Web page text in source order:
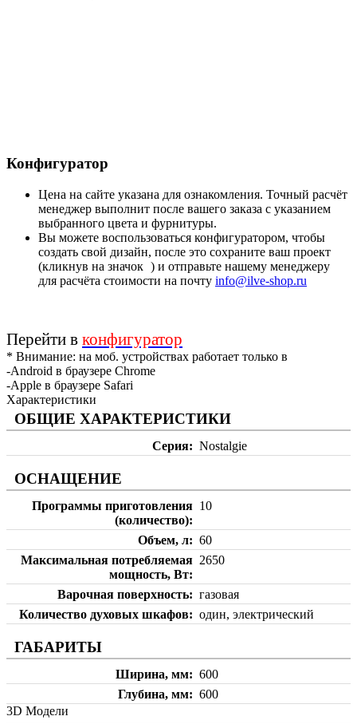
Конфигуратор
Цена на сайте указана для ознакомления. Точный расчёт
менеджер выполнит после вашего заказа с указанием
выбранного цвета и фурнитуры.
Вы можете воспользоваться конфигуратором, чтобы
создать свой дизайн, после это сохраните ваш проект
(кликнув на значок ) и отправьте нашему менеджеру
для расчёта стоимости на почту info@ilve-shop.ru
Перейти в конфигуратор
* Внимание: на моб. устройствах работает только в
-Android в браузере Chrome
-Apple в браузере Safari
Характеристики
ОБЩИЕ ХАРАКТЕРИСТИКИ
Серия Nostalgie
ОСНАЩЕНИЕ
Программы приготовления
(количество)
10
Объем, л
60
Максимальная потребляемая
мощность, Вт
2650
Варочная поверхность
газовая
Количество духовых шкафов
один, электрический
ГАБАРИТЫ
Ширина, мм
600
Глубина, мм
600
3D Модели